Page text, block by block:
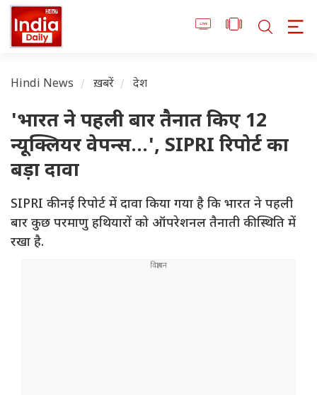
Hindi News ख़बरें देश
'भारत ने पहली बार तैनात किए 12
न्यूक्लियर वेपन्स...', SIPRI रिपोर्ट का
बड़ा दावा
SIPRI की नई रिपोर्ट में दावा किया गया है कि भारत ने पहली
बार कुछ परमाणु हथियारों को ऑपरेशनल तैनाती की स्थिति में
रखा है.